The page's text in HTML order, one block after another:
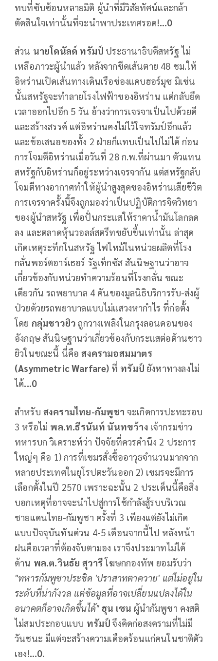
ทบที่ซับซ้อนหลายมิติ ผู้นำที่มีวิสัยทัศน์และกล้า
ตัดสินใจเท่านั้นที่จะนำพาประเทศรอด!...0
ส่วน นายโดนัลด์ ทรัมป์ ประธานาธิบดีสหรัฐ ไม่
เหลือภาวะผู้นำแล้ว หลังจากขีดเส้นตาย 48 ชม.ให้
อิหร่านเปิดเส้นทางเดินเรือช่องแคบฮอร์มุซ มิเช่น
นั้นสหรัฐจะทำลายโรงไฟฟ้าของอิหร่าน แต่กลับยืด
เวลาออกไปอีก 5 วัน อ้างว่าการเจรจาเป็นไปด้วยดี
และสร้างสรรค์ แต่อิหร่านคงไม่ไว้ใจทรัมป์อีกแล้ว
และข้อเสนอของทั้ง 2 ฝ่ายก็แทบเป็นไปไม่ได้ ก่อน
การโจมตีอิหร่านเมื่อวันที่ 28 ก.พ.ที่ผ่านมา ตัวแทน
สหรัฐกับอิหร่านก็อยู่ระหว่างเจรจากัน แต่สหรัฐกลับ
โจมตีทางอากาศทำให้ผู้นำสูงสุดของอิหร่านเสียชีวิต
การเจรจาครั้งนี้จึงถูกมองว่าเป็นปฏิบัติการจิตวิทยา
ของผู้นำสหรัฐ เพื่อปั่นกระแสให้ราคาน้ำมันโลกลด
ลง และตลาดหุ้นวอลล์สตรีทขยับขึ้นเท่านั้น ล่าสุด
เกิดเหตุระทึกในสหรัฐ ไฟไหม้ในหน่วยผลิตที่โรง
กลั่นพอร์ตอาร์เธอร์ รัฐเท็กซัส สันนิษฐานว่าอาจ
เกี่ยวข้องกับหน่วยทำความร้อนที่โรงกลั่น ขณะ
เดียวกัน รถพยาบาล 4 คันของมูลนิธิบริการรับ-ส่งผู้
ป่วยด้วยรถพยาบาลแบบไม่แสวงหากำไร ที่ก่อตั้ง
โดย กลุ่มชาวยิวถูกวางเพลิงในกรุงลอนดอนของ
อังกฤษ สันนิษฐานว่าเกี่ยวข้องกับกระแสต่อต้านชาว
ยิวในขณะนี้ นี่คือสงครามอสมมาตร
(Asymmetric Warfare) ที่ ทรัมป์ ยังหาทางลงไม่
ได้...0
สำหรับ สงครามไทย-กัมพูชา จะเกิดการปะทะรอบ
3 หรือไม่ พล.ท.ธีรนันท์ นันทขว้าง เจ้ากรมข่าว
ทหารบก วิเคราะห์ว่า ปัจจัยที่ควรคำนึง 2 ประการ
ใหญ่ๆ คือ 1) การที่เขมรสั่งซื้ออาวุธจำนวนมากจาก
หลายประเทศในยุโรปตะวันออก 2) เขมรจะมีการ
เลือกตั้งในปี 2570 เพราะฉะนั้น 2 ประเด็นนี้คือสิ่ง
บอกเหตุที่อาจจะนำไปสู่การใช้กำลังสู้รบบริเวณ
ชายแดนไทย-กัมพูชา ครั้งที่ 3 เพียงแต่ยังไม่เกิด
แบบปัจจุบันทันด่วน 4-5 เดือนจากนี้ไป หลังหน้า
ฝนคือเวลาที่ต้องจับตามอง เราจึงประมาทไม่ได้
ด้าน พล.ต.วินธัย สุวารีโฆษกกองทัพ ยอมรับว่า
"ทหารกัมพูชาประชิด 'ปราสาทตาควาย' แต่ไม่อยู่ใน
ระดับที่น่ากังวล แต่ข้อมูลที่อาจเปลี่ยนแปลงได้ใน
อนาคตก็อาจเกิดขึ้นได้" ฮุน เซน ผู้นำกัมพูชา คงสติ
ไม่สมประกอบแบบ ทรัมป์จึงคิดก่อสงครามที่ไม่มี
วันชนะ มีแต่จะสร้างความเดือดร้อนแก่คนในชาติตัว
เอง!...0.